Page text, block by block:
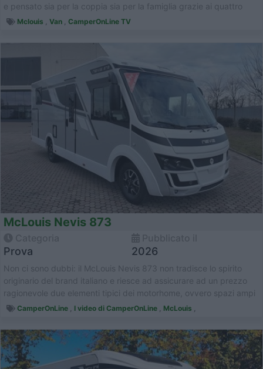
e pensato sia per la coppia sia per la famiglia grazie ai quattro
post...Mclouis Van CamperOnLine TV
McLouis Nevis 873
Prova 2026
Non ci sono dubbi: il McLouis Nevis 873 non tradisce lo spirito
originario del brand italiano e riesce ad assicurare ad un prezzo
ragionevole due elementi tipici dei motorhome, ovvero spazi ampi
e imm...
CamperOnLine I video di CamperOnLine McLouis